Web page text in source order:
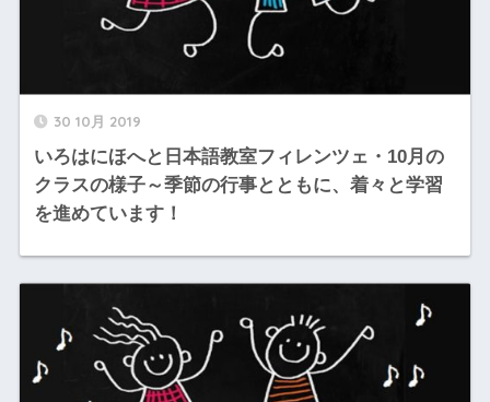
30 10月 2019
いろはにほへと日本語教室フィレンツェ・10月の
クラスの様子～季節の行事とともに、着々と学習
を進めています！